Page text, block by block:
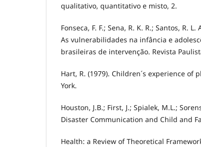
qualitativo, quantitativo e misto, 2.
Fonseca, F. F.; Sena, R. K. R.; Santos, R.
As vulnerabilidades na infância e
brasileiras de intervenção. Revista
Hart, R. (1979). Children´s experience of
York.
Houston, J.B.; First, J.; Spialek, M.L.;
Disaster Communication and Child and
Health: a Review of Theoretical